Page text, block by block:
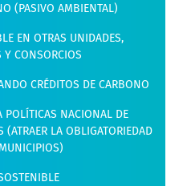
(PASIVO AMBIENTAL)
EN OTRAS UNIDADES,
CONSORCIOS
CRÉDITOS DE CARBONO
POLÍTICAS NACIONAL DE
LA OBLIGATORIEDAD